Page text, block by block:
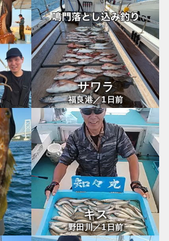
サワラ
福良港／1日前
キス
野田川／1日前